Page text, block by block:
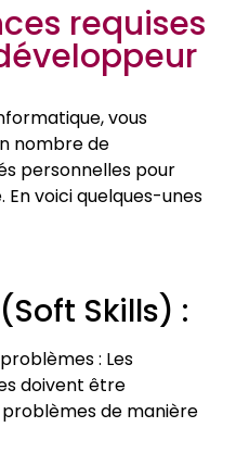
requises
vous
nombre de
personnelles pour
voici quelques-unes
Skills) :
: Les
doivent être
de manière